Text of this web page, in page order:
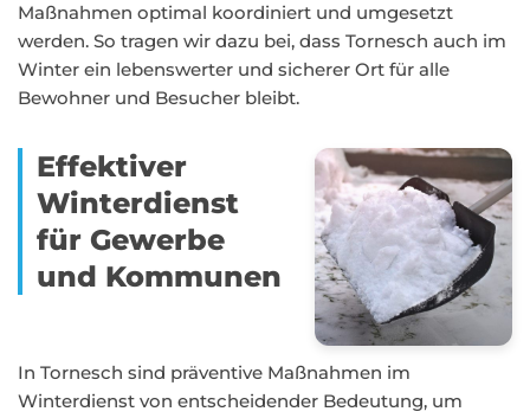
Maßnahmen optimal koordiniert und umgesetzt
werden. So tragen wir dazu bei, dass Tornesch auch im
Winter ein lebenswerter und sicherer Ort für alle
Bewohner und Besucher bleibt.
Effektiver
Winterdienst
für Gewerbe
und Kommunen
In Tornesch sind präventive Maßnahmen im
Winterdienst von entscheidender Bedeutung, um